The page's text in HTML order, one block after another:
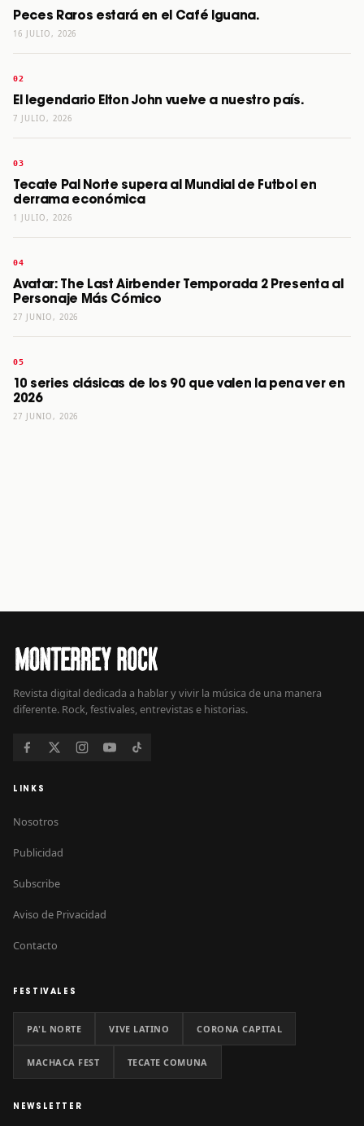
Peces Raros estará en el Café Iguana.
16 JULIO, 2026
El legendario Elton John vuelve a nuestro país.
7 JULIO, 2026
Tecate Pal Norte supera al Mundial de Futbol en
derrama económica
1 JULIO, 2026
Avatar: The Last Airbender Temporada 2 Presenta al
Personaje Más Cómico
27 JUNIO, 2026
10 series clásicas de los 90 que valen la pena ver en
2026
27 JUNIO, 2026
Revista digital dedicada a hablar y vivir la música de una manera
diferente. Rock, festivales, entrevistas e historias.
LINKS
Nosotros
Publicidad
Subscribe
Aviso de Privacidad
Contacto
FESTIVALES
PA'L NORTE VIVE LATINO CORONA CAPITAL
MACHACA FEST TECATE COMUNA
NEWSLETTER